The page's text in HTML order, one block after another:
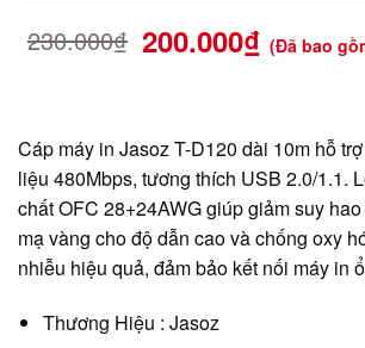
230.000₫ 200.000₫ (Đã bao
Cáp máy in Jasoz T-D120 dài 10m hỗ
liệu 480Mbps, tương thích USB 2.0/1.1.
chất OFC 28+24AWG giúp giảm suy
mạ vàng cho độ dẫn cao và chống oxy
nhiễu hiệu quả, đảm bảo kết nối máy in
Thương Hiệu : Jasoz